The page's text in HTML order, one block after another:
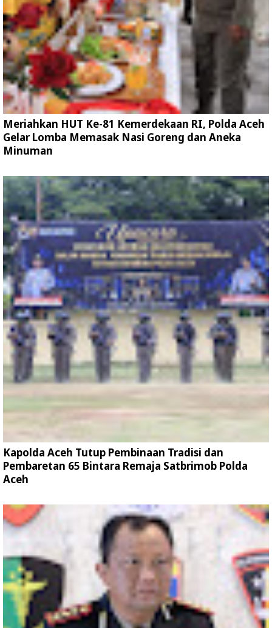
Meriahkan HUT Ke-81 Kemerdekaan RI, Polda Aceh
Gelar Lomba Memasak Nasi Goreng dan Aneka
Minuman
Kapolda Aceh Tutup Pembinaan Tradisi dan
Pembaretan 65 Bintara Remaja Satbrimob Polda
Aceh